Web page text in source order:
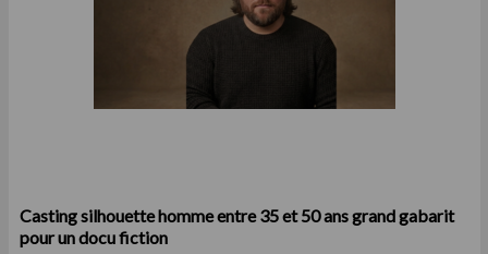
Casting silhouette homme entre 35 et 50 ans grand gabarit
pour un docu fiction